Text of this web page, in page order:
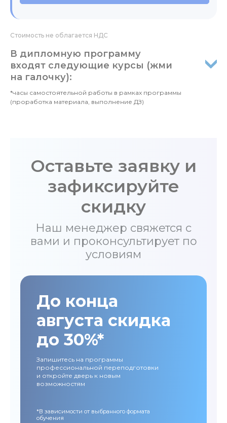
Стоимость не облагается НДС
В дипломную программу
входят следующие курсы (жми
на галочку):
*часы самостоятельной работы в рамках программы
(проработка материала, выполнение ДЗ)
Оставьте заявку и
зафиксируйте
скидку
Наш менеджер свяжется с
вами и проконсультирует по
условиям
До конца
августа скидка
до 30%*
Запишитесь на программы
профессиональной переподготовки
и откройте дверь к новым
возможностям
*В зависимости от выбранного формата
обучения